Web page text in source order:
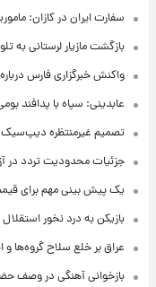
سفارت ایران در کازان:
بازگشت مازیار لرستانی به
واکنش خبرگزاری فارس
عابدینی: سپاه با پدافند
تصمیم غیرمنتظره
جزئیات محدودیت تردد در
یک پیش ‌بینی مهم برای قیمت
بازیکن به درد نخور
عراق بر خلع سلاح گروه‌ها
بازخوانی آهنگی در وصف